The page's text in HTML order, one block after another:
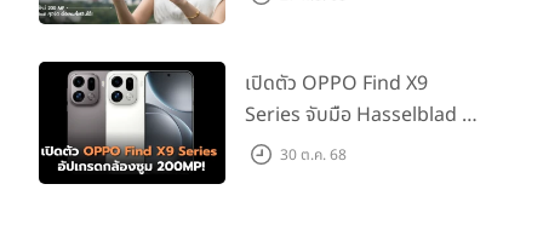
รายละเอียดสเปก (Specification)
เปิดตัว OPPO Find X9
Series จับมือ Hasselblad อัป
เกรดกล้องซูม 200MP!
30 ต.ค. 68